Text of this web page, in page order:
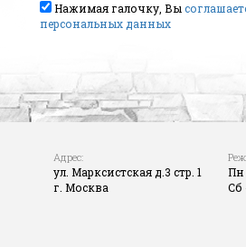
Нажимая галочку, Вы
персональных данных
Адрес:
ул. Марксистская д.3 стр. 1
г. Москва
Пн
Сб